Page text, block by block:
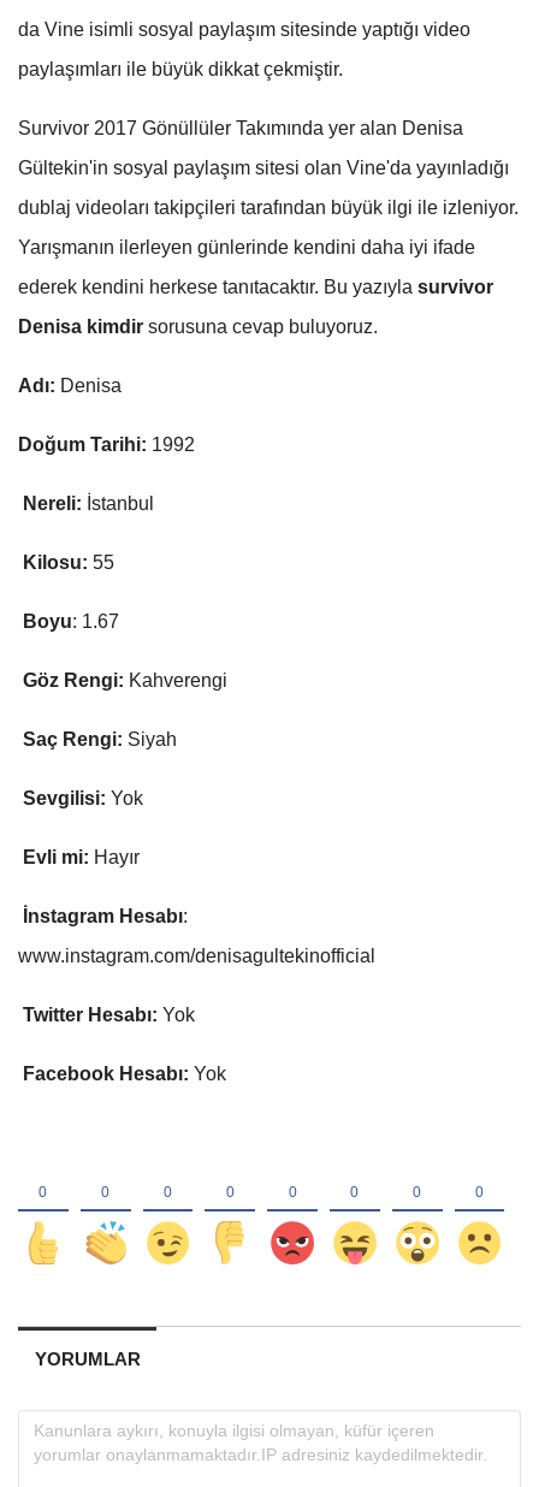
da Vine isimli sosyal paylaşım sitesinde yaptığı video
paylaşımları ile büyük dikkat çekmiştir.
Survivor 2017 Gönüllüler Takımında yer alan Denisa
Gültekin'in sosyal paylaşım sitesi olan Vine'da yayınladığı
dublaj videoları takipçileri tarafından büyük ilgi ile izleniyor.
Yarışmanın ilerleyen günlerinde kendini daha iyi ifade
ederek kendini herkese tanıtacaktır. Bu yazıyla survivor
Denisa kimdir sorusuna cevap buluyoruz.
Adı: Denisa
Doğum Tarihi: 1992
Nereli: İstanbul
Kilosu: 55
Boyu: 1.67
Göz Rengi: Kahverengi
Saç Rengi: Siyah
Sevgilisi: Yok
Evli mi: Hayır
İnstagram Hesabı:
www.instagram.com/denisagultekinofficial
Twitter Hesabı: Yok
Facebook Hesabı: Yok
YORUMLAR